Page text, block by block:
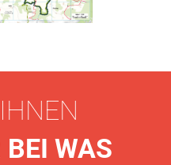
IHNEN
BEI WAS